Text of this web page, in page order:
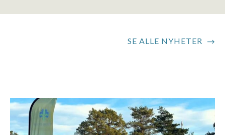
SE ALLE NYHETER